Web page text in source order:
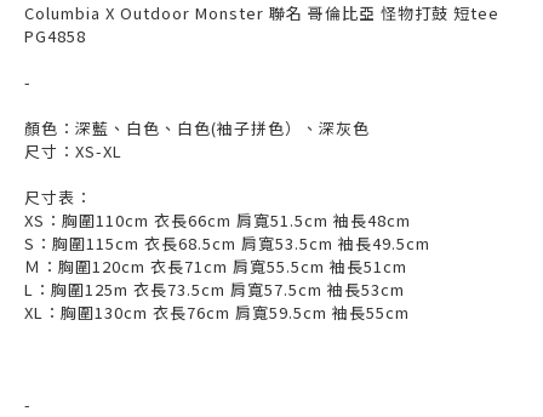
Columbia X Outdoor Monster 聯名 哥倫比亞 怪物打鼓 短tee
PG4858
-
顏色：深藍、白色、白色(袖子拼色）、深灰色
尺寸：XS-XL
尺寸表：
XS：胸圍110cm 衣長66cm 肩寬51.5cm 袖長48cm
S：胸圍115cm 衣長68.5cm 肩寬53.5cm 袖長49.5cm
Ｍ：胸圍120cm 衣長71cm 肩寬55.5cm 袖長51cm
L：胸圍125m 衣長73.5cm 肩寬57.5cm 袖長53cm
XL：胸圍130cm 衣長76cm 肩寬59.5cm 袖長55cm
-